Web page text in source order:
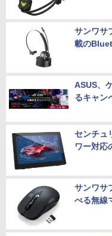
サンワサ
載の
ASUS、
るキャン
センチュ
ワー対応
サンワサ
べる無線